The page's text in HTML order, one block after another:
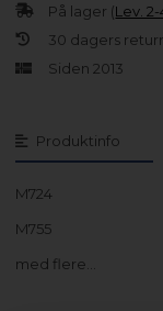
Produktinfo
M724
M755
med flere…
På lager (Lev.
30 dagers
Siden 2013